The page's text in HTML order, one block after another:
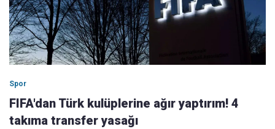
Spor
FIFA'dan Türk kulüplerine ağır yaptırım! 4
takıma transfer yasağı